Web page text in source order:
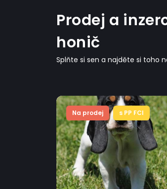
Prodej a
honič
Splňte si sen a najděte si toho
Na prodej s PP FCI